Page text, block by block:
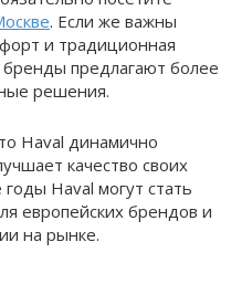
. Если же важны
и традиционная
предлагают более
решения.
Haval динамично
качество своих
Haval могут стать
европейских брендов и
на рынке.